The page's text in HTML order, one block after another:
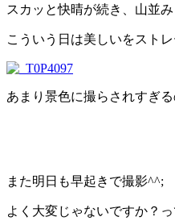
スカッと快晴が続き、山並
こういう日は美しいをスト
あまり景色に撮らされすぎ
また明日も早起きで撮影^^;
よく大変じゃないですか？